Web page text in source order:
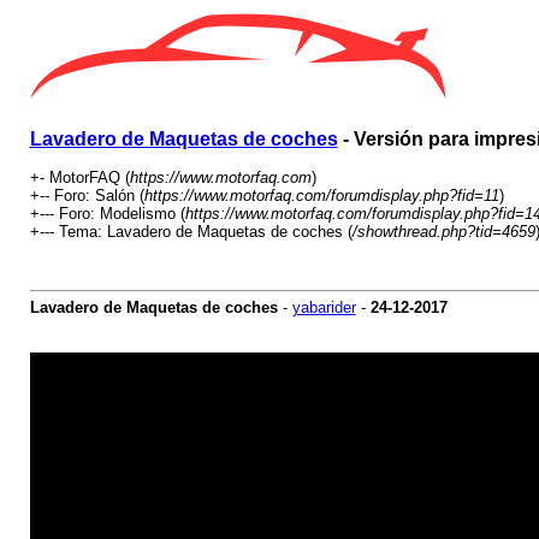
Lavadero de Maquetas de coches- Versión para
+- MotorFAQ (https://www.motorfaq.com)
+-- Foro: Salón (https://www.motorfaq.com/forumdisplay.php?fid=11)
+--- Foro: Modelismo (https://www.motorfaq.com/
+--- Tema: Lavadero de Maquetas de coches (/showthread.php?tid=4659)
Lavadero de Maquetas de coches- yabarider- 24-12-2017